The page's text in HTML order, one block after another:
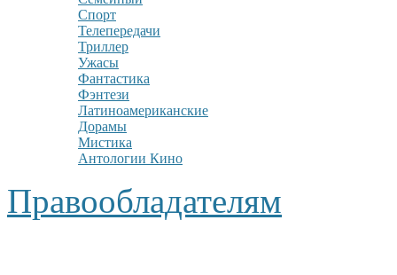
Спорт
Телепередачи
Триллер
Ужасы
Фантастика
Фэнтези
Латиноамериканские
Дорамы
Мистика
Антологии Кино
Правообладателям